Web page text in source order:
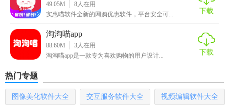
49.05M 8人在用
实惠喵软件全新的网购优惠软件，平台安全可...
下载
淘淘喵app
88.60M 3人在用
淘淘喵app是一款专为喜欢购物的用户设计...
下载
热门专题
图像美化软件大全 交互服务软件大全 视频编辑软件大全